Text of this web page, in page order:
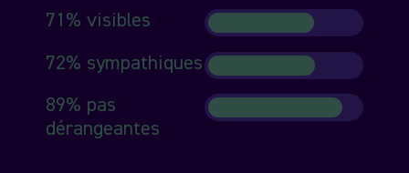
71% visibles
72% sympathiques
89% pas
dérangeantes